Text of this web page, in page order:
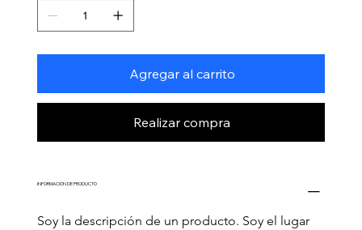
Agregar al carrito
Realizar compra
INFORMACIÓN DE PRODUCTO
Soy la descripción de un producto. Soy el lugar